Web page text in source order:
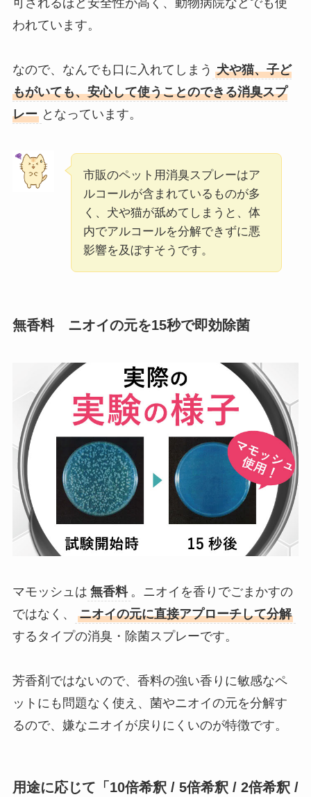
可されるほど安全性が高く、動物病院などでも使
われています。
なので、なんでも口に入れてしまう 犬や猫、子ど
もがいても、安心して使うことのできる消臭スプ
レー となっています。
市販のペット用消臭スプレーはア
ルコールが含まれているものが多
く、犬や猫が舐めてしまうと、体
内でアルコールを分解できずに悪
影響を及ぼすそうです。
無香料 ニオイの元を15秒で即効除菌
マモッシュは 無香料 。ニオイを香りでごまかすの
ではなく、
ニオイの元に直接アプローチして分解
するタイプの消臭・除菌スプレーです。
芳香剤ではないので、香料の強い香りに敏感なペ
ットにも問題なく使え、菌やニオイの元を分解す
るので、嫌なニオイが戻りにくいのが特徴です。
用途に応じて「10倍希釈 / 5倍希釈 / 2倍希釈 /